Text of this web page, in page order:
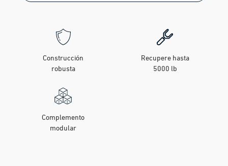
Construcción
robusta
Recupere hasta
5000 lb
Complemento
modular